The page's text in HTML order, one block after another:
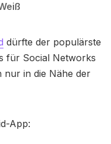
dürfte der populärste
für Social Networks
nur in die Nähe der
App: